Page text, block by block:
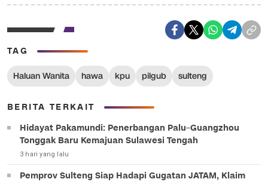
TAG
Haluan Wanita hawa kpu pilgub sulteng
BERITA TERKAIT
Hidayat Pakamundi: Penerbangan Palu–Guangzhou
Tonggak Baru Kemajuan Sulawesi Tengah
3 hari yang lalu
Pemprov Sulteng Siap Hadapi Gugatan JATAM, Klaim